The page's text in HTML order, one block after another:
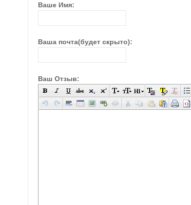
Ваше Имя:
Ваша почта(будет скрыто):
Ваш Отзыв: